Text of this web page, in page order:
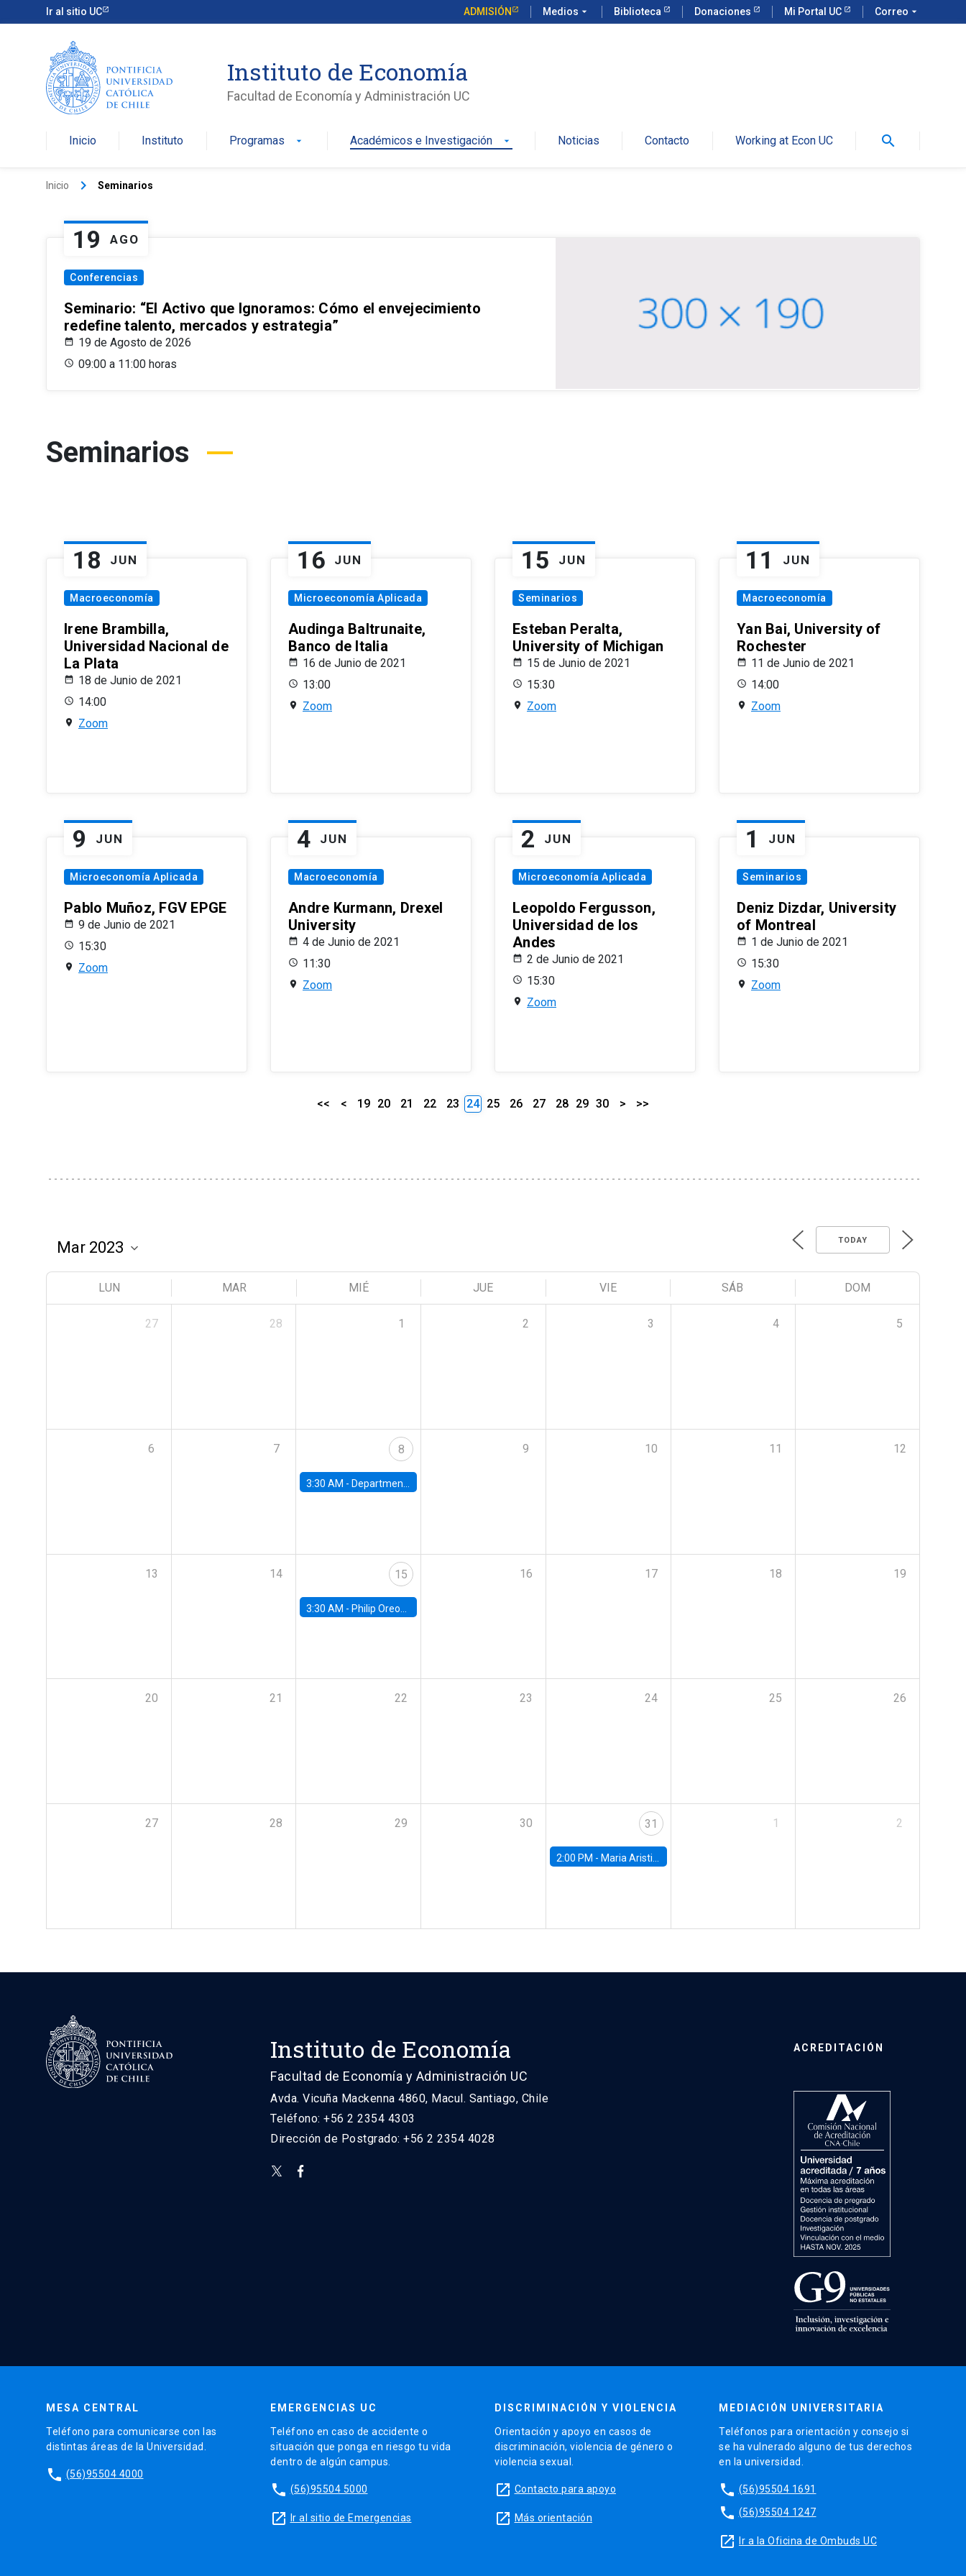
Ir al sitio UC ADMISIÓN Medios arrow_drop_down Biblioteca Donaciones Mi Portal UC Correo arrow_drop_down
Instituto de Economía
Facultad de Economía y Administración UC
Inicio Instituto Programas arrow_drop_down Académicos e Investigación arrow_drop_down Noticias Contacto Working at Econ UC search
Inicio keyboard_arrow_right Seminarios
19 AGO
Conferencias
Seminario: “El Activo que Ignoramos: Cómo el envejecimiento
redefine talento, mercados y estrategia”
19 de Agosto de 2026
09:00 a 11:00 horas
Seminarios
18 JUN
Macroeconomía
Irene Brambilla,
Universidad Nacional de
La Plata
18 de Junio de 2021
14:00
Zoom
16 JUN
Microeconomía Aplicada
Audinga Baltrunaite,
Banco de Italia
16 de Junio de 2021
13:00
Zoom
15 JUN
Seminarios
Esteban Peralta,
University of Michigan
15 de Junio de 2021
15:30
Zoom
11 JUN
Macroeconomía
Yan Bai, University of
Rochester
11 de Junio de 2021
14:00
Zoom
9 JUN
Microeconomía Aplicada
Pablo Muñoz, FGV EPGE
9 de Junio de 2021
15:30
Zoom
4 JUN
Macroeconomía
Andre Kurmann, Drexel
University
4 de Junio de 2021
11:30
Zoom
2 JUN
Microeconomía Aplicada
Leopoldo Fergusson,
Universidad de los
Andes
2 de Junio de 2021
15:30
Zoom
1 JUN
Seminarios
Deniz Dizdar, University
of Montreal
1 de Junio de 2021
15:30
Zoom
<< < 19 20 21 22 23 24 25 26 27 28 29 30 > >>
TODAY
LUN MAR MIÉ JUE VIE SÁB DOM
27 28 1 2 3 4 5
6 7 8
3:30 AM - Department Seminar: James Robinson
9 10 11 12
13 14 15
3:30 AM - Philip Oreopolous, University of Toronto
16 17 18 19
20 21 22 23 24 25 26
27 28 29 30 31
2:00 PM - Maria Aristizabal-Ramirez, FED Board
1 2
Instituto de Economía
Facultad de Economía y Administración UC
Avda. Vicuña Mackenna 4860, Macul. Santiago, Chile
Teléfono: +56 2 2354 4303
Dirección de Postgrado: +56 2 2354 4028
ACREDITACIÓN
MESA CENTRAL
Teléfono para comunicarse con las
distintas áreas de la Universidad.
phone (56)95504 4000
EMERGENCIAS UC
Teléfono en caso de accidente o
situación que ponga en riesgo tu vida
dentro de algún campus.
phone (56)95504 5000
launch Ir al sitio de Emergencias
DISCRIMINACIÓN Y VIOLENCIA
Orientación y apoyo en casos de
discriminación, violencia de género o
violencia sexual.
launch Contacto para apoyo
launch Más orientación
MEDIACIÓN UNIVERSITARIA
Teléfonos para orientación y consejo si
se ha vulnerado alguno de tus derechos
en la universidad.
phone (56)95504 1691
phone (56)95504 1247
launch Ir a la Oficina de Ombuds UC